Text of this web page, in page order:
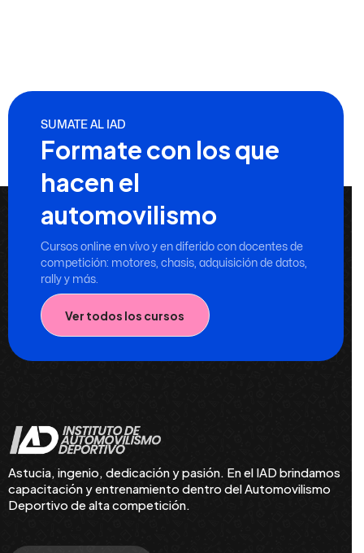
SUMATE AL IAD
Formate con los que
hacen el
automovilismo
Cursos online en vivo y en diferido con docentes de
competición: motores, chasis, adquisición de datos,
rally y más.
Ver todos los cursos
Astucia, ingenio, dedicación y pasión. En el IAD brindamos
capacitación y entrenamiento dentro del Automovilismo
Deportivo de alta competición.